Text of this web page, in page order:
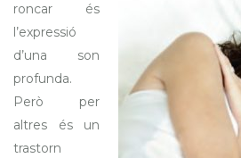
roncar és
l’expressió
d’una son
profunda.
Però per
altres és un
trastorn